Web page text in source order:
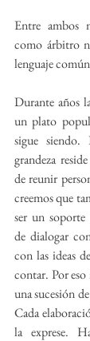
Entre ambos
como árbitro
lenguaje
Durante años
un plato
sigue
grandeza
de reunir
creemos que
ser un
de dialogar
con las ideas
contar. Por
una sucesión
Cada
la exprese.